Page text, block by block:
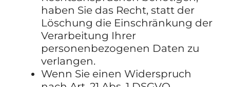
haben Sie das Recht, statt der
Löschung die Einschränkung der
Verarbeitung Ihrer
personenbezogenen Daten zu
verlangen.
Wenn Sie einen Widerspruch